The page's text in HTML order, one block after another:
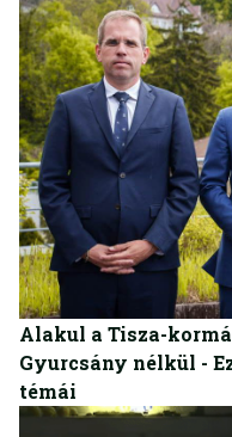
BELFÖLD
Alakul a Tisza-
Gyurcsány nélkül -
témái